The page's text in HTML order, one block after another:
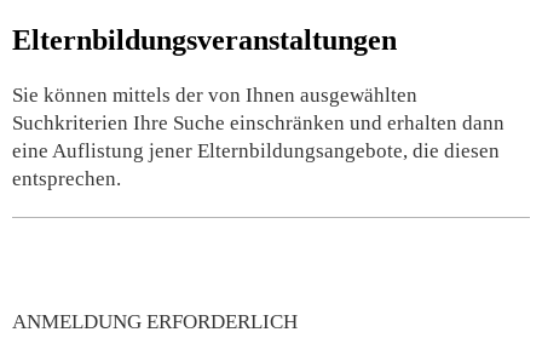
Elternbildungsveranstaltungen
Sie können mittels der von Ihnen ausgewählten
Suchkriterien Ihre Suche einschränken und erhalten dann
eine Auflistung jener Elternbildungsangebote, die diesen
entsprechen.
ANMELDUNG ERFORDERLICH